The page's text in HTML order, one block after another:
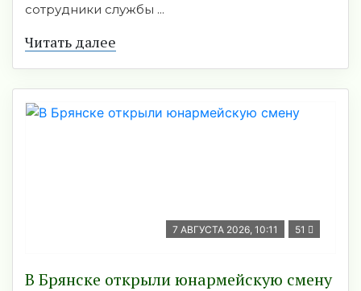
сотрудники службы ...
Читать далее
7 АВГУСТА 2026, 10:11 51
В Брянске открыли юнармейскую смену